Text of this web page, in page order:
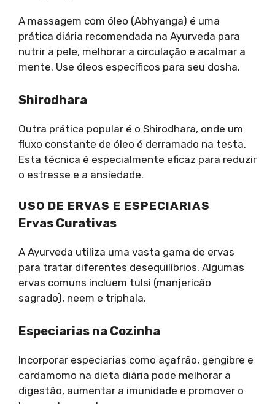
A massagem com óleo (Abhyanga) é uma
prática diária recomendada na Ayurveda para
nutrir a pele, melhorar a circulação e acalmar a
mente. Use óleos específicos para seu dosha.
Shirodhara
Outra prática popular é o Shirodhara, onde um
fluxo constante de óleo é derramado na testa.
Esta técnica é especialmente eficaz para reduzir
o estresse e a ansiedade.
USO DE ERVAS E ESPECIARIAS
Ervas Curativas
A Ayurveda utiliza uma vasta gama de ervas
para tratar diferentes desequilíbrios. Algumas
ervas comuns incluem tulsi (manjericão
sagrado), neem e triphala.
Especiarias na Cozinha
Incorporar especiarias como açafrão, gengibre e
cardamomo na dieta diária pode melhorar a
digestão, aumentar a imunidade e promover o